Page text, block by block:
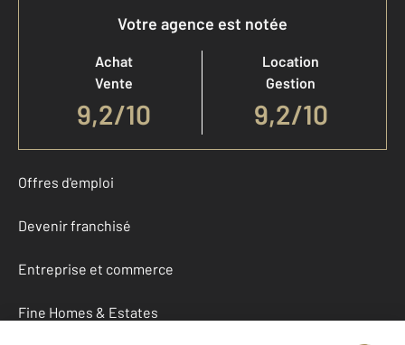
Votre agence est notée
Achat
Vente
9,2/10
Location
Gestion
9,2/10
Offres d'emploi
Devenir franchisé
Entreprise et commerce
Fine Homes & Estates